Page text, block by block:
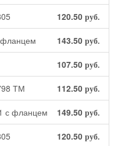
120.50 руб.
фланцем 143.50 руб.
107.50 руб.
ТМ 112.50 руб.
с фланцем 149.50 руб.
120.50 руб.